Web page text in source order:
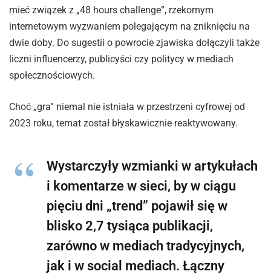
mieć związek z „48 hours challenge”, rzekomym
internetowym wyzwaniem polegającym na zniknięciu na
dwie doby. Do sugestii o powrocie zjawiska dołączyli także
liczni influencerzy, publicyści czy politycy w mediach
społecznościowych.
Choć „gra” niemal nie istniała w przestrzeni cyfrowej od
2023 roku, temat został błyskawicznie reaktywowany.
Wystarczyły wzmianki w artykułach
i komentarze w sieci, by w ciągu
pięciu dni „trend” pojawił się w
blisko 2,7 tysiąca publikacji,
zarówno w mediach tradycyjnych,
jak i w social mediach. Łączny